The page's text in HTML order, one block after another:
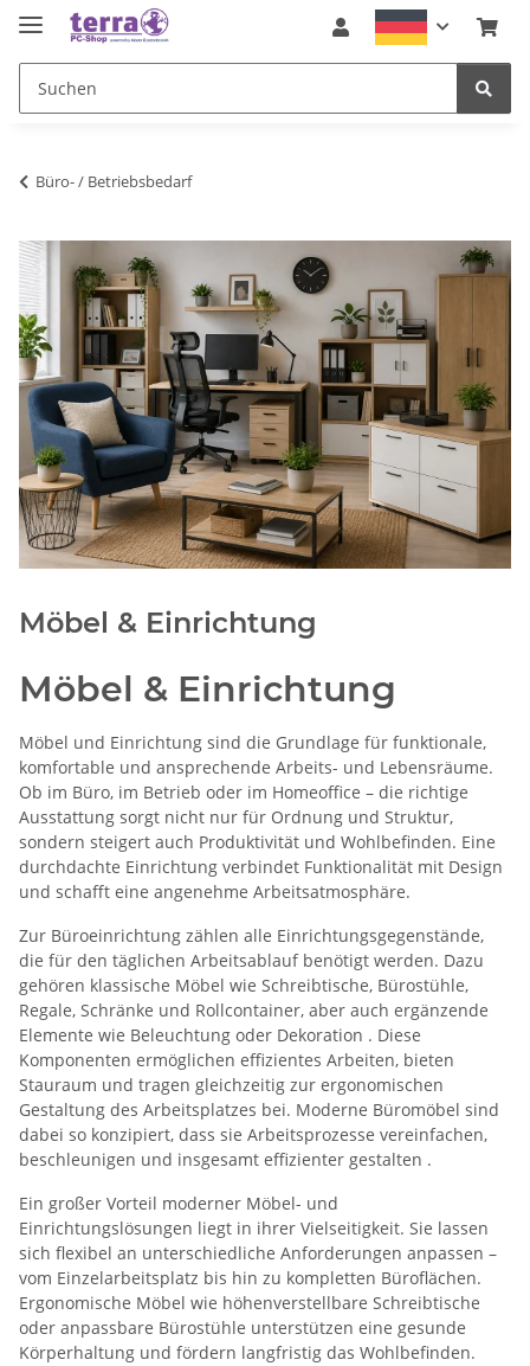
Büro- / Betriebsbedarf
Möbel & Einrichtung
Möbel & Einrichtung
Möbel und Einrichtung sind die Grundlage für funktionale,
komfortable und ansprechende Arbeits- und Lebensräume.
Ob im Büro, im Betrieb oder im Homeoffice – die richtige
Ausstattung sorgt nicht nur für Ordnung und Struktur,
sondern steigert auch Produktivität und Wohlbefinden. Eine
durchdachte Einrichtung verbindet Funktionalität mit Design
und schafft eine angenehme Arbeitsatmosphäre.
Zur Büroeinrichtung zählen alle Einrichtungsgegenstände,
die für den täglichen Arbeitsablauf benötigt werden. Dazu
gehören klassische Möbel wie Schreibtische, Bürostühle,
Regale, Schränke und Rollcontainer, aber auch ergänzende
Elemente wie Beleuchtung oder Dekoration . Diese
Komponenten ermöglichen effizientes Arbeiten, bieten
Stauraum und tragen gleichzeitig zur ergonomischen
Gestaltung des Arbeitsplatzes bei. Moderne Büromöbel sind
dabei so konzipiert, dass sie Arbeitsprozesse vereinfachen,
beschleunigen und insgesamt effizienter gestalten .
Ein großer Vorteil moderner Möbel- und
Einrichtungslösungen liegt in ihrer Vielseitigkeit. Sie lassen
sich flexibel an unterschiedliche Anforderungen anpassen –
vom Einzelarbeitsplatz bis hin zu kompletten Büroflächen.
Ergonomische Möbel wie höhenverstellbare Schreibtische
oder anpassbare Bürostühle unterstützen eine gesunde
Körperhaltung und fördern langfristig das Wohlbefinden.